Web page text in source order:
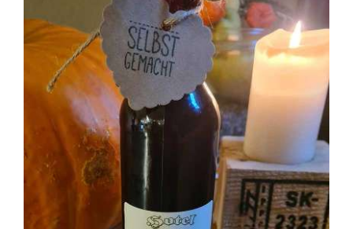
Anfahrt + Kontakt